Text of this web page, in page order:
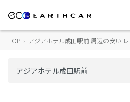
TOP › アジアホテル成田駅前 周辺の安い